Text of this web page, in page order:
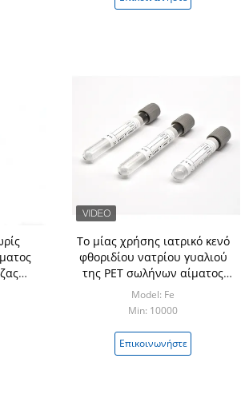
Το μίας χρήσης ιατρικό κενό
φθοριδίου νατρίου γυαλιού
της PET σωλήνων αίματος
γλυκόζης συλλέγει
Model: Fe
Min: 10000
Επικοινωνήστε